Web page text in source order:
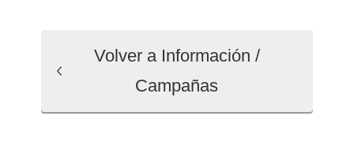
Volver a Información /
Campañas